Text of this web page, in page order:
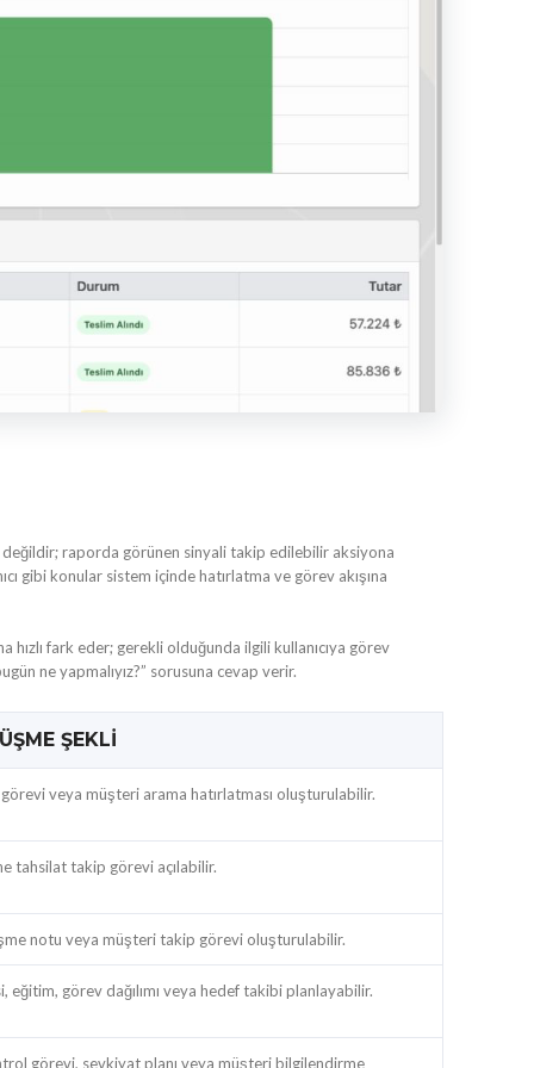
değildir; raporda görünen sinyali takip edilebilir aksiyona
gibi konular sistem içinde hatırlatma ve görev akışına
fark eder; gerekli olduğunda ilgili kullanıcıya görev
ne yapmalıyız?” sorusuna cevap verir.
ŞEKLI
veya müşteri arama hatırlatması oluşturulabilir.
tahsilat takip görevi açılabilir.
notu veya müşteri takip görevi oluşturulabilir.
eğitim, görev dağılımı veya hedef takibi planlayabilir.
görevi, sevkiyat planı veya müşteri bilgilendirme